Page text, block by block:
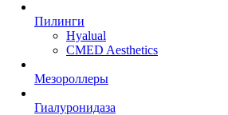
Пилинги
Hyalual
CMED Aesthetics
Мезороллеры
Гиалуронидаза